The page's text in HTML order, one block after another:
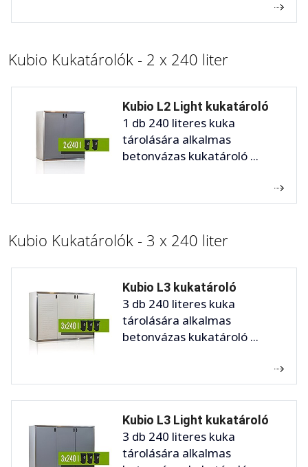
Kubio Kukatárolók - 2 x 240 liter
Kubio L2 Light kukatároló
1 db 240 literes kuka
tárolására alkalmas
betonvázas kukatároló ...
Kubio Kukatárolók - 3 x 240 liter
Kubio L3 kukatároló
3 db 240 literes kuka
tárolására alkalmas
betonvázas kukatároló ...
Kubio L3 Light kukatároló
3 db 240 literes kuka
tárolására alkalmas